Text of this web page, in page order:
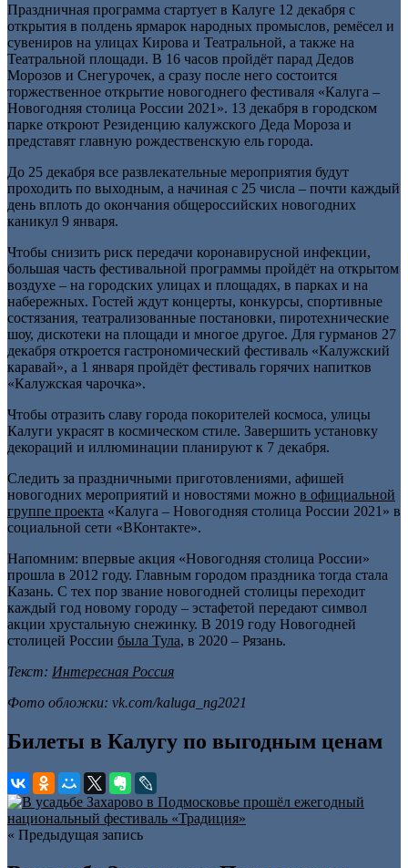
Праздничная программа стартует в Калуге 12 декабря с
открытия в полдень ярмарок народных промыслов, ремёсел и
сувениров на улицах Кирова и Театральной, а также на
Театральной площади. В 16 часов пройдёт парад Дедов
Морозов и Снегурочек, а сразу после него состоится
торжественное открытие новогоднего фестиваля «Калуга –
Новогодняя столица России 2021». 13 декабря в городском
парке откроют Резиденцию калужского Деда Мороза и
представят главную рождественскую ель города.
До 25 декабря все развлекательные мероприятия будут
проходить по выходным, а начиная с 25 числа – почти каждый
день вплоть до окончания общероссийских новогодних
каникул 9 января.
Чтобы снизить риск передачи коронавирусной инфекции,
большая часть фестивальной программы пройдёт на открытом
воздухе – на городских улицах и площадях, в парках и на
набережных. Гостей ждут концерты, конкурсы, спортивные
состязания, театрализованные постановки, пиротехнические
шоу, дискотеки на площади и многое другое. Для гурманов 27
декабря откроется гастрономический фестиваль «Калужский
каравай», а 1 января пройдёт фестиваль горячих напитков
«Калужская чарочка».
Чтобы отразить славу города покорителей космоса, улицы
Калуги украсят в космическом стиле. Завершить установку
декораций и иллюминации планируют к 7 декабря.
Следить за праздничными приготовлениями, афишей
новогодних мероприятий и новостями можно в официальной
группе проекта «Калуга – Новогодняя столица России 2021» в
социальной сети «ВКонтакте».
Напомним: впервые акция «Новогодняя столица России»
прошла в 2012 году. Главным городом праздника тогда стала
Казань. С тех пор звание новогодней столицы переходит
каждый год новому городу – эстафетой передают символ
акции хрустальную снежинку. В 2019 году Новогодней
столицей России была Тула, в 2020 – Рязань.
Текст: Интересная Россия
Фото обложки: vk.com/kaluga_ng2021
Билеты в Калугу по выгодным ценам
« Предыдущая запись